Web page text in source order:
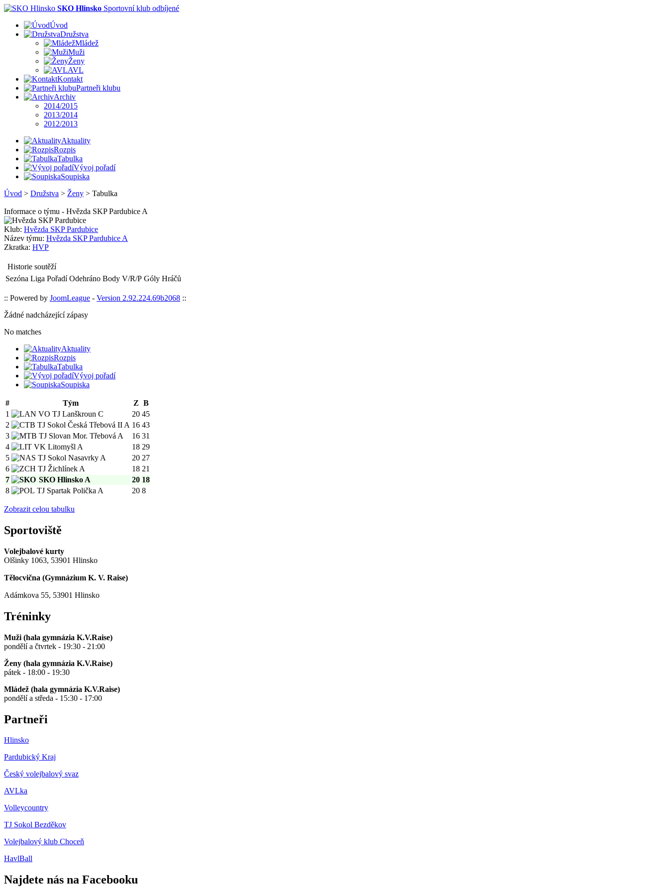
SKO Hlinsko Sportovní klub odbíjené
Úvod
Družstva
Mládež
Muži
Ženy
AVL
Kontakt
Partneři klubu
Archiv
2014/2015
2013/2014
2012/2013
Aktuality
Rozpis
Tabulka
Vývoj pořadí
Soupiska
Úvod > Družstva > Ženy > Tabulka
Informace o týmu - Hvězda SKP Pardubice A
Klub: Hvězda SKP Pardubice
Název týmu: Hvězda SKP Pardubice A
Zkratka: HVP
Historie soutěží
Sezóna Liga Pořadí Odehráno Body V/R/P Góly Hráčů
:: Powered by JoomLeague - Version 2.92.224.69b2068 ::
Žádné nadcházející zápasy
No matches
Aktuality
Rozpis
Tabulka
Vývoj pořadí
Soupiska
# Tým Z B
1
VO TJ Lanškroun C 20 45
2
TJ Sokol Česká Třebová II A 16 43
3
TJ Slovan Mor. Třebová A 16 31
4
VK Litomyšl A 18 29
5
TJ Sokol Nasavrky A 20 27
6
TJ Žichlínek A 18 21
7
SKO Hlinsko A 20 18
8
TJ Spartak Polička A 20 8
Zobrazit celou tabulku
Sportoviště
Volejbalové kurty
Olšinky 1063, 53901 Hlinsko
Tělocvična (Gymnázium K. V. Raise)
Adámkova 55, 53901 Hlinsko
Tréninky
Muži (hala gymnázia K.V.Raise)
pondělí a čtvrtek - 19:30 - 21:00
Ženy (hala gymnázia K.V.Raise)
pátek - 18:00 - 19:30
Mládež (hala gymnázia K.V.Raise)
pondělí a středa - 15:30 - 17:00
Partneři
Hlinsko
Pardubický Kraj
Český volejbalový svaz
AVLka
Volleycountry
TJ Sokol Bezděkov
Volejbalový klub Choceň
HavlBall
Najdete nás na Facebooku